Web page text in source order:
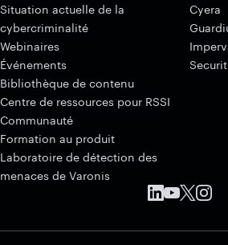
Situation actuelle de la
cybercriminalité
Webinaires
Événements
Bibliothèque de contenu
Centre de ressources pour RSSI
Communauté
Formation au produit
Laboratoire de détection des
menaces de Varonis
Cyera